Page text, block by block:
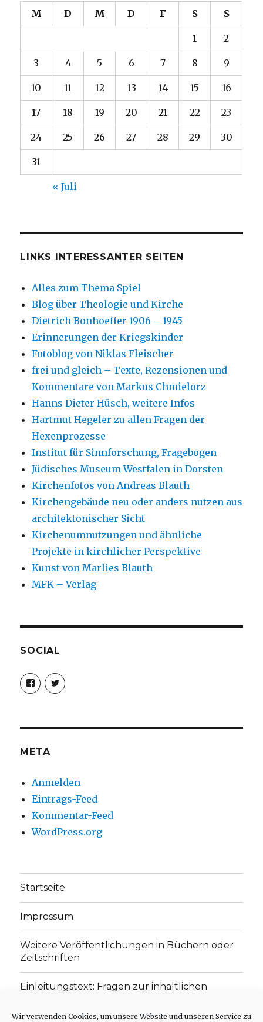
Wir verwenden Cookies, um unsere Website und unseren Service zu
M D M D F S S
1 2
3 4 5 6 7 8 9
10 11 12 13 14 15 16
17 18 19 20 21 22 23
24 25 26 27 28 29 30
31
« Juli
LINKS INTERESSANTER SEITEN
Alles zum Thema Spiel
Blog über Theologie und Kirche
Dietrich Bonhoeffer 1906 – 1945
Erinnerungen der Kriegskinder
Fotoblog von Niklas Fleischer
frei und gleich – Texte, Rezensionen und
Kommentare von Markus Chmielorz
Hanns Dieter Hüsch, weitere Infos
Hartmut Hegeler zu allen Fragen der
Hexenprozesse
Institut für Sinnforschung, Fragebogen
Jüdisches Museum Westfalen in Dorsten
Kirchenfotos von Andreas Blauth
Kirchengebäude neu oder anders nutzen aus
architektonischer Sicht
Kirchenumnutzungen und ähnliche
Projekte in kirchlicher Perspektive
Kunst von Marlies Blauth
MFK – Verlag
SOCIAL
Profil
von
christoph.fleischer1
anzeigen
Profil
von
anzeigen
META
Anmelden
Eintrags-Feed
Kommentar-Feed
WordPress.org
Startseite
Impressum
Weitere Veröffentlichungen in Büchern oder
Zeitschriften
Einleitungstext: Fragen zur inhaltlichen
„schwachen Glaubens“